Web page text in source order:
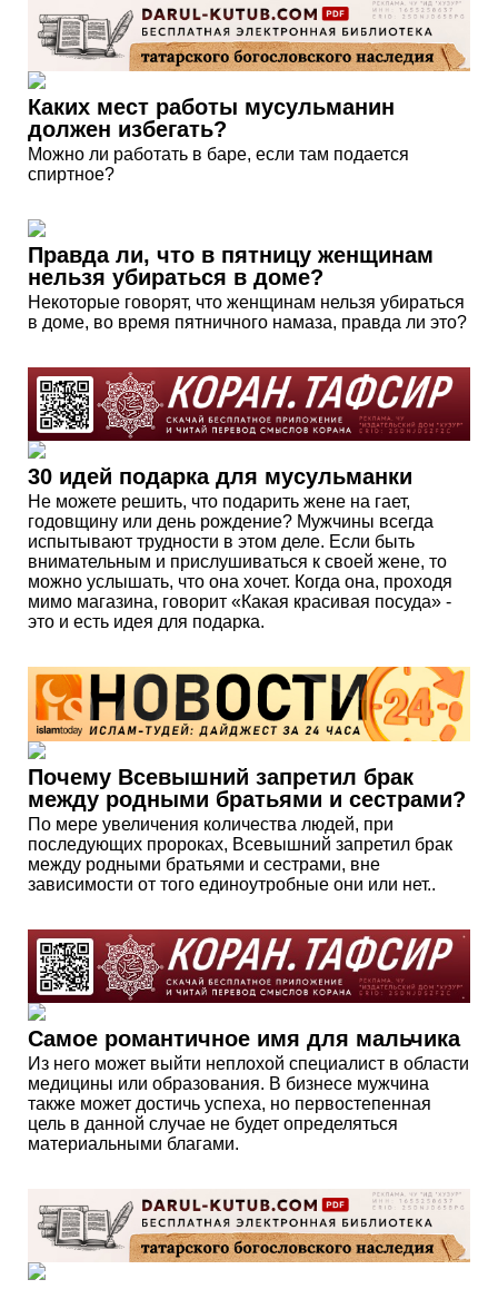
Каких мест работы мусульманин
должен избегать?
Можно ли работать в баре, если там подается
спиртное?
Правда ли, что в пятницу женщинам
нельзя убираться в доме?
Некоторые говорят, что женщинам нельзя убираться
в доме, во время пятничного намаза, правда ли это?
30 идей подарка для мусульманки
Не можете решить, что подарить жене на гает,
годовщину или день рождение? Мужчины всегда
испытывают трудности в этом деле. Если быть
внимательным и прислушиваться к своей жене, то
можно услышать, что она хочет. Когда она, проходя
мимо магазина, говорит «Какая красивая посуда» -
это и есть идея для подарка.
Почему Всевышний запретил брак
между родными братьями и сестрами?
По мере увеличения количества людей, при
последующих пророках, Всевышний запретил брак
между родными братьями и сестрами, вне
зависимости от того единоутробные они или нет..
Самое романтичное имя для мальчика
Из него может выйти неплохой специалист в области
медицины или образования. В бизнесе мужчина
также может достичь успеха, но первостепенная
цель в данной случае не будет определяться
материальными благами.